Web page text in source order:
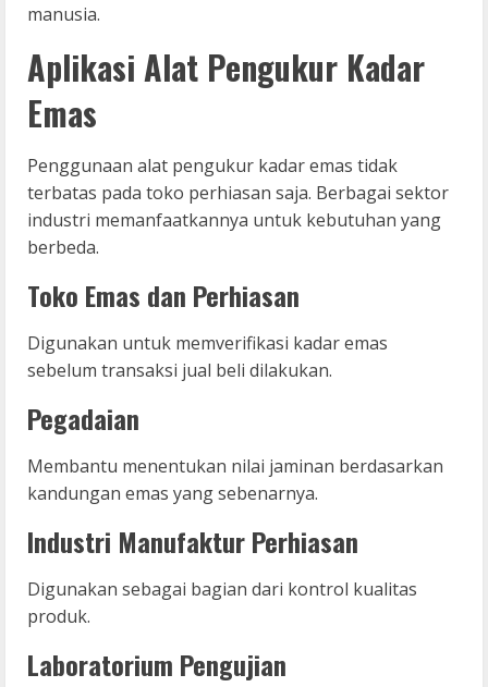
manusia.
Aplikasi Alat Pengukur Kadar
Emas
Penggunaan alat pengukur kadar emas tidak
terbatas pada toko perhiasan saja. Berbagai sektor
industri memanfaatkannya untuk kebutuhan yang
berbeda.
Toko Emas dan Perhiasan
Digunakan untuk memverifikasi kadar emas
sebelum transaksi jual beli dilakukan.
Pegadaian
Membantu menentukan nilai jaminan berdasarkan
kandungan emas yang sebenarnya.
Industri Manufaktur Perhiasan
Digunakan sebagai bagian dari kontrol kualitas
produk.
Laboratorium Pengujian